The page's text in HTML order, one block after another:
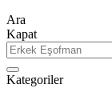
Ara
Kapat
Kategoriler